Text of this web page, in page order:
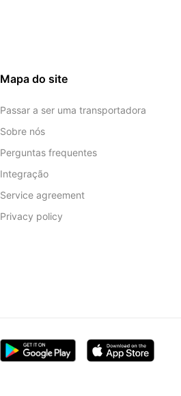
Mapa do site
Passar a ser uma transportadora
Sobre nós
Perguntas frequentes
Integração
Service agreement
Privacy policy